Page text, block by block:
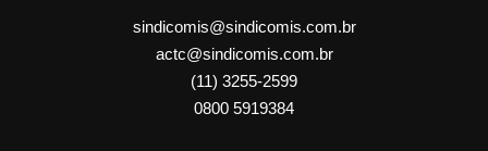
sindicomis@sindicomis.com.br
actc@sindicomis.com.br
(11) 3255-2599
0800 5919384